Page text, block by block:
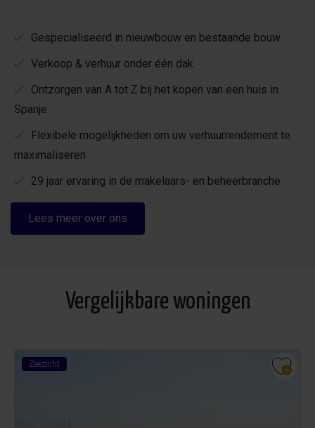
Gespecialiseerd in nieuwbouw en bestaande bouw
Verkoop & verhuur onder één dak
Ontzorgen van A tot Z bij het kopen van een huis in
Spanje
Flexibele mogelijkheden om uw verhuurrendement te
maximaliseren
29 jaar ervaring in de makelaars- en beheerbranche
Lees meer over ons
Vergelijkbare woningen
Zeezicht